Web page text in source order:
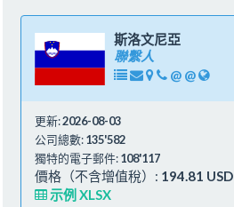
斯洛文尼亞
聯繫人
@ @
更新:2026-08-03
公司總數:135'582
獨特的電子郵件:108'117
價格（不含增值稅）: 194.81 USD
示例 XLSX